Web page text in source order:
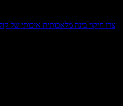
צרו חיקוי בינה מלאכותית איכותי של